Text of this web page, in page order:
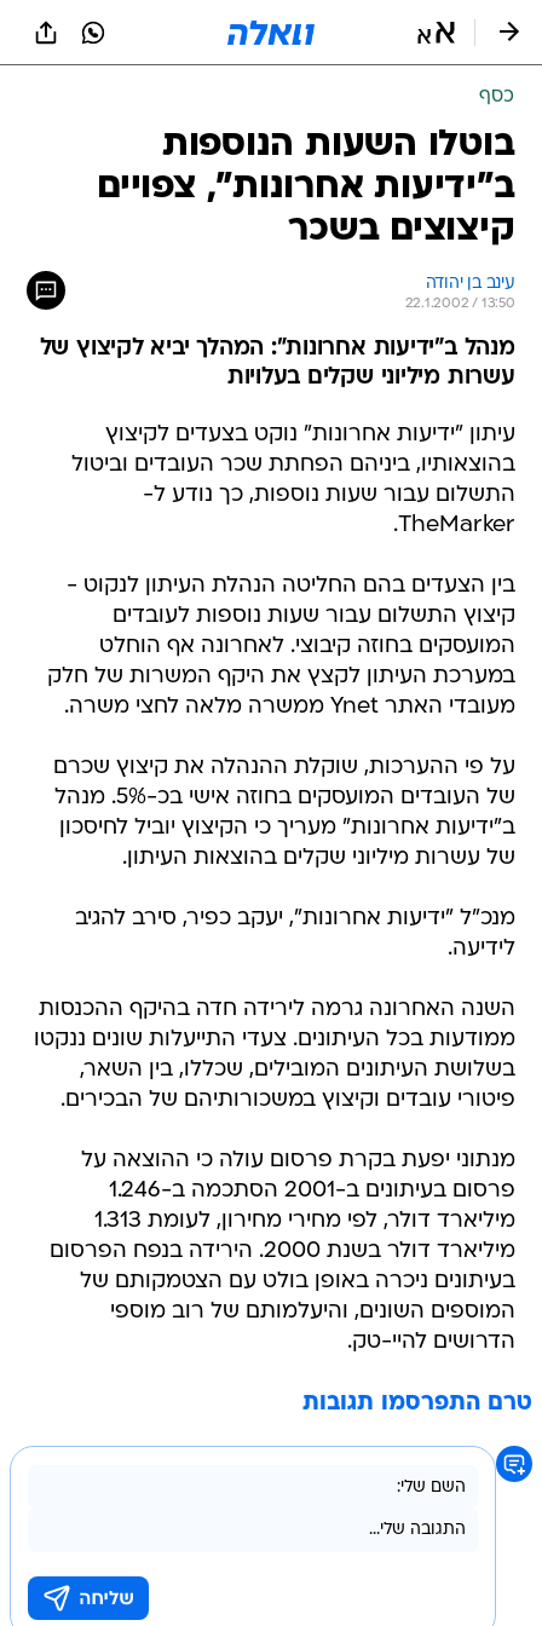
כסף
בוטלו השעות הנוספות
ב"ידיעות אחרונות", צפויים
קיצוצים בשכר
עינב בן יהודה
22.1.2002 / 13:50
מנהל ב"ידיעות אחרונות": המהלך יביא לקיצוץ של
עשרות מיליוני שקלים בעלויות
עיתון "ידיעות אחרונות" נוקט בצעדים לקיצוץ
בהוצאותיו, ביניהם הפחתת שכר העובדים וביטול
התשלום עבור שעות נוספות, כך נודע ל-
TheMarker.
בין הצעדים בהם החליטה הנהלת העיתון לנקוט -
קיצוץ התשלום עבור שעות נוספות לעובדים
המועסקים בחוזה קיבוצי. לאחרונה אף הוחלט
במערכת העיתון לקצץ את היקף המשרות של חלק
מעובדי האתר Ynet ממשרה מלאה לחצי משרה.
על פי ההערכות, שוקלת ההנהלה את קיצוץ שכרם
של העובדים המועסקים בחוזה אישי בכ-5%. מנהל
ב"ידיעות אחרונות" מעריך כי הקיצוץ יוביל לחיסכון
של עשרות מיליוני שקלים בהוצאות העיתון.
מנכ"ל "ידיעות אחרונות", יעקב כפיר, סירב להגיב
לידיעה.
השנה האחרונה גרמה לירידה חדה בהיקף ההכנסות
ממודעות בכל העיתונים. צעדי התייעלות שונים ננקטו
בשלושת העיתונים המובילים, שכללו, בין השאר,
פיטורי עובדים וקיצוץ במשכורותיהם של הבכירים.
מנתוני יפעת בקרת פרסום עולה כי ההוצאה על
פרסום בעיתונים ב-2001 הסתכמה ב-1.246
מיליארד דולר, לפי מחירי מחירון, לעומת 1.313
מיליארד דולר בשנת 2000. הירידה בנפח הפרסום
בעיתונים ניכרה באופן בולט עם הצטמקותם של
המוספים השונים, והיעלמותם של רוב מוספי
הדרושים להיי-טק.
טרם התפרסמו תגובות